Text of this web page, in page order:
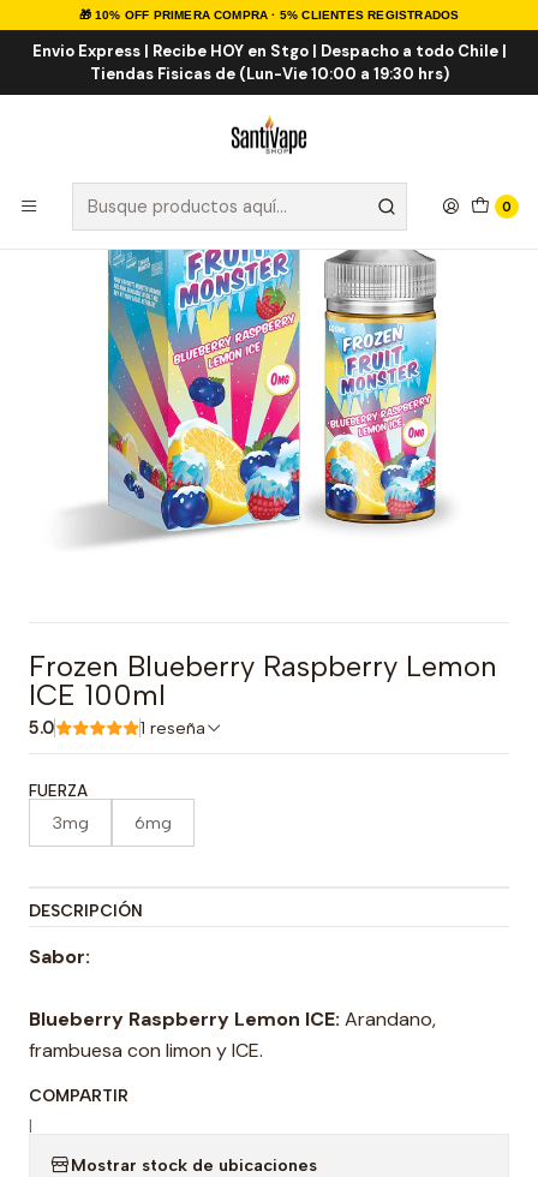
🎁 10% OFF PRIMERA COMPRA · 5% CLIENTES REGISTRADOS
Envio Express | Recibe HOY en Stgo | Despacho a todo Chile |
Tiendas Fisicas de (Lun-Vie 10:00 a 19:30 hrs)
0
Inicio E-LIQUID IMPORTADOS
Frozen Blueberry Raspberry Lemon ICE 100ml
Frozen Blueberry Raspberry Lemon
ICE 100ml
5.0 1 reseña
FUERZA
3mg 6mg
DESCRIPCIÓN
Sabor:
Blueberry Raspberry Lemon ICE: Arandano,
frambuesa con limon y ICE.
COMPARTIR
|
Mostrar stock de ubicaciones